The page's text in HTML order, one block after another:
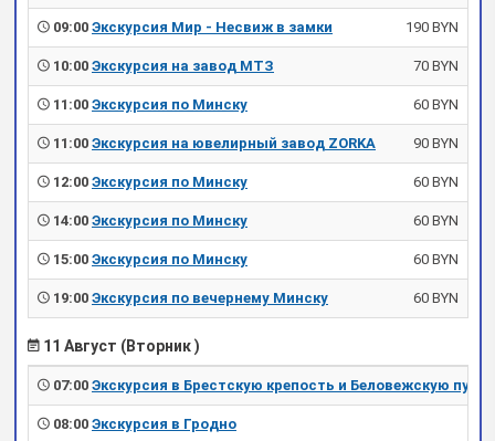
09:00 Экскурсия Мир - Несвиж в замки 190 BYN
10:00 Экскурсия на завод МТЗ 70 BYN
11:00 Экскурсия по Минску 60 BYN
11:00 Экскурсия на ювелирный завод ZORKA 90 BYN
12:00 Экскурсия по Минску 60 BYN
14:00 Экскурсия по Минску 60 BYN
15:00 Экскурсия по Минску 60 BYN
19:00 Экскурсия по вечернему Минску 60 BYN
11 Август (Вторник )
07:00 Экскурсия в Брестскую крепость и Беловежскую пущу
08:00 Экскурсия в Гродно